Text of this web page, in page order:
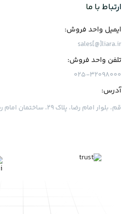
ارتباط با ما
ایمیل واحد فروش:
sales[@]liara.ir
تلفن واحد فروش:
۰۲۵-۳۲۰۹۸۰۰۰
آدرس:
قم، بلوار امام رضا، پلاک ۲۹، ساختمان امام رضا، طبقه ۳، واحد ۷